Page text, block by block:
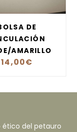
DE
AMARILLO
14,00€
ético del petauro